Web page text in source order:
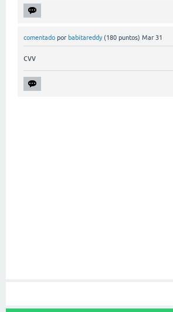
comentado por babitareddy (180 puntos) Mar 31
cvv